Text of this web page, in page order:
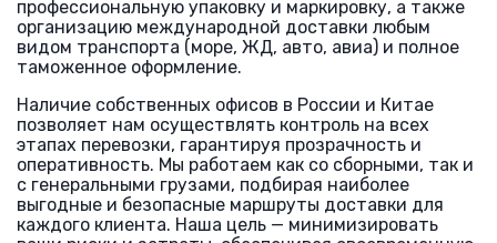
профессиональную упаковку и маркировку, а также
организацию международной доставки любым
видом транспорта (море, ЖД, авто, авиа) и полное
таможенное оформление.
Наличие собственных офисов в России и Китае
позволяет нам осуществлять контроль на всех
этапах перевозки, гарантируя прозрачность и
оперативность. Мы работаем как со сборными, так и
с генеральными грузами, подбирая наиболее
выгодные и безопасные маршруты доставки для
каждого клиента. Наша цель — минимизировать